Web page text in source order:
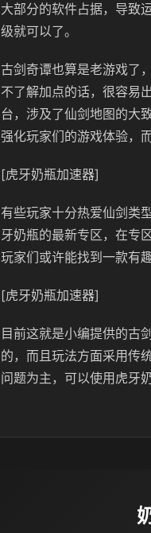
大部分的软件占据，导致
级就可以了。
古剑奇谭也算是老游戏了
不了解加点的话，很容易
台，涉及了仙剑地图的大
强化玩家们的游戏体验，
[虎牙奶瓶加速器]
有些玩家十分热爱仙剑类
牙奶瓶的最新专区，在专
玩家们或许能找到一款有
[虎牙奶瓶加速器]
目前这就是小编提供的古
的，而且玩法方面采用传
问题为主，可以使用虎牙